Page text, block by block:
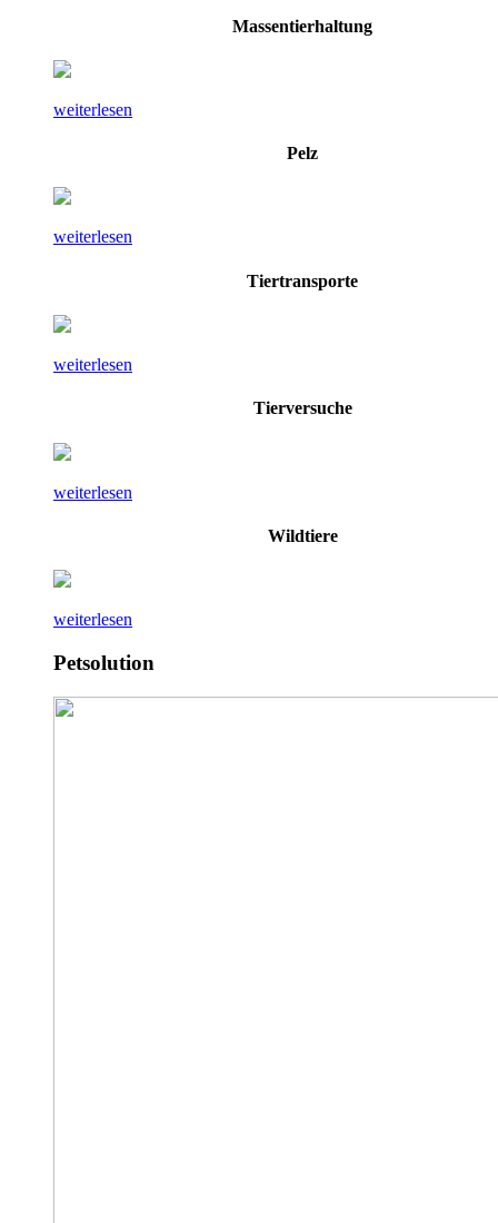
Massentierhaltung
weiterlesen
Pelz
weiterlesen
Tiertransporte
weiterlesen
Tierversuche
weiterlesen
Wildtiere
weiterlesen
Petsolution